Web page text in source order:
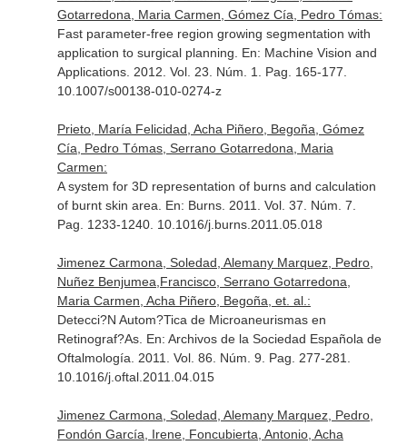
Gotarredona, Maria Carmen, Gómez Cía, Pedro Tómas:
Fast parameter-free region growing segmentation with
application to surgical planning. En: Machine Vision and
Applications. 2012. Vol. 23. Núm. 1. Pag. 165-177.
10.1007/s00138-010-0274-z
Prieto, María Felicidad, Acha Piñero, Begoña, Gómez
Cía, Pedro Tómas, Serrano Gotarredona, Maria
Carmen:
A system for 3D representation of burns and calculation
of burnt skin area. En: Burns. 2011. Vol. 37. Núm. 7.
Pag. 1233-1240. 10.1016/j.burns.2011.05.018
Jimenez Carmona, Soledad, Alemany Marquez, Pedro,
Nuñez Benjumea,Francisco, Serrano Gotarredona,
Maria Carmen, Acha Piñero, Begoña, et. al.:
Detecci?N Autom?Tica de Microaneurismas en
Retinograf?As. En: Archivos de la Sociedad Española de
Oftalmología . 2011. Vol. 86. Núm. 9. Pag. 277-281.
10.1016/j.oftal.2011.04.015
Jimenez Carmona, Soledad, Alemany Marquez, Pedro,
Fondón García, Irene, Foncubierta, Antonio, Acha